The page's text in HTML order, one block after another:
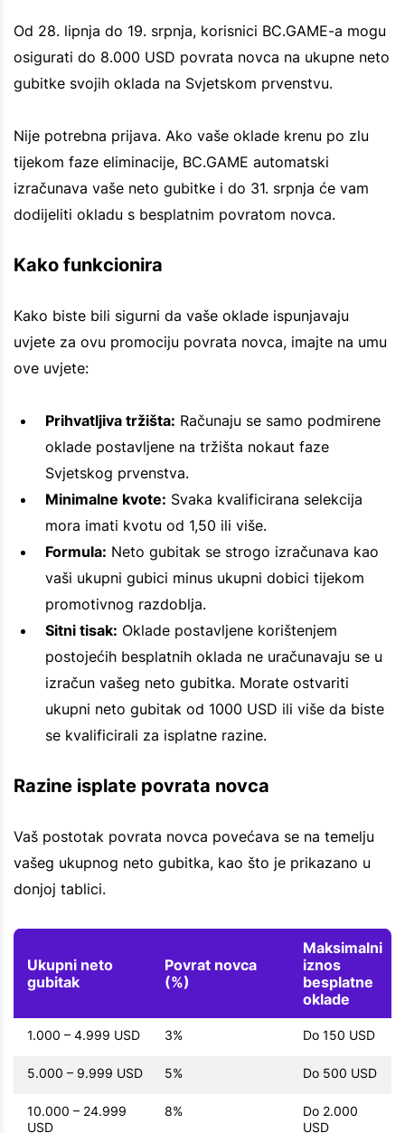
Od 28. lipnja do 19. srpnja, korisnici BC.GAME-a mogu
osigurati do 8.000 USD povrata novca na ukupne neto
gubitke svojih oklada na Svjetskom prvenstvu.
Nije potrebna prijava. Ako vaše oklade krenu po zlu
tijekom faze eliminacije, BC.GAME automatski
izračunava vaše neto gubitke i do 31. srpnja će vam
dodijeliti okladu s besplatnim povratom novca.
Kako funkcionira
Kako biste bili sigurni da vaše oklade ispunjavaju
uvjete za ovu promociju povrata novca, imajte na umu
ove uvjete:
Prihvatljiva tržišta: Računaju se samo podmirene
oklade postavljene na tržišta nokaut faze
Svjetskog prvenstva.
Minimalne kvote: Svaka kvalificirana selekcija
mora imati kvotu od 1,50 ili više.
Formula: Neto gubitak se strogo izračunava kao
vaši ukupni gubici minus ukupni dobici tijekom
promotivnog razdoblja.
Sitni tisak: Oklade postavljene korištenjem
postojećih besplatnih oklada ne uračunavaju se u
izračun vašeg neto gubitka. Morate ostvariti
ukupni neto gubitak od 1000 USD ili više da biste
se kvalificirali za isplatne razine.
Razine isplate povrata novca
Vaš postotak povrata novca povećava se na temelju
vašeg ukupnog neto gubitka, kao što je prikazano u
donjoj tablici.
Ukupni neto
gubitak
Povrat novca
(%)
Maksimalni
iznos
besplatne
oklade
1.000 – 4.999 USD 3% Do 150 USD
5.000 – 9.999 USD 5% Do 500 USD
10.000 – 24.999
USD
8%
Do 2.000
USD